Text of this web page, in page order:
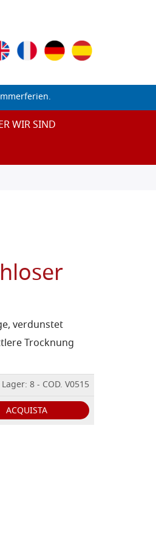
WIR SIND
verdunstet
Trocknung
8 - COD. V0515
ACQUISTA